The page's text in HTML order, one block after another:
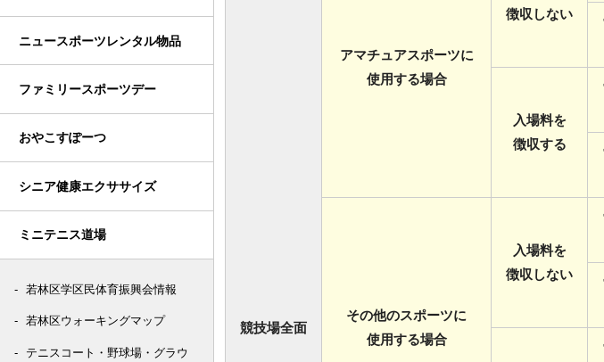
ニュースポーツレンタル物品
ファミリースポーツデー
おやこすぽーつ
シニア健康エクササイズ
ミニテニス道場
若林区学区民体育振興会情報
若林区ウォーキングマップ
テニスコート・野球場・グラウ
競技場全面
アマチュアスポーツに
使用する場合
徴収しない
入場料を
徴収する
その他のスポーツに
使用する場合
入場料を
徴収しない